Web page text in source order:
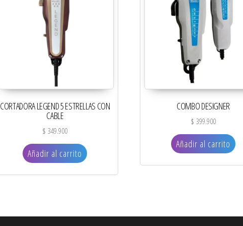
CORTADORA LEGEND 5 ESTRELLAS CON
CABLE
$ 349.900
Añadir al carrito
COMBO DESIGNER
$ 399.900
Añadir al carrito